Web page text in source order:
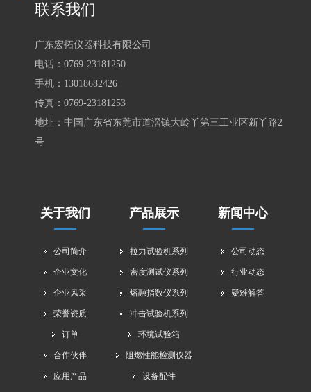
联系我们
广东宏拓仪器科技有限公司
电话：0769-23181250
手机： 13018682426
传真：0769-23181253
地址：中国广东省东莞市道滘镇大岭丫第三工业区新丫路2
号
关于我们
公司简介
企业文化
企业风采
荣誉资质
订单
合作伙伴
应用产品
产品展示
拉力试验机系列
密度测试仪系列
熔融指数仪系列
冲击试验机系列
环境试验箱
阻燃性能检测仪器
设备配件
新闻中心
公司动态
行业动态
疑难解答